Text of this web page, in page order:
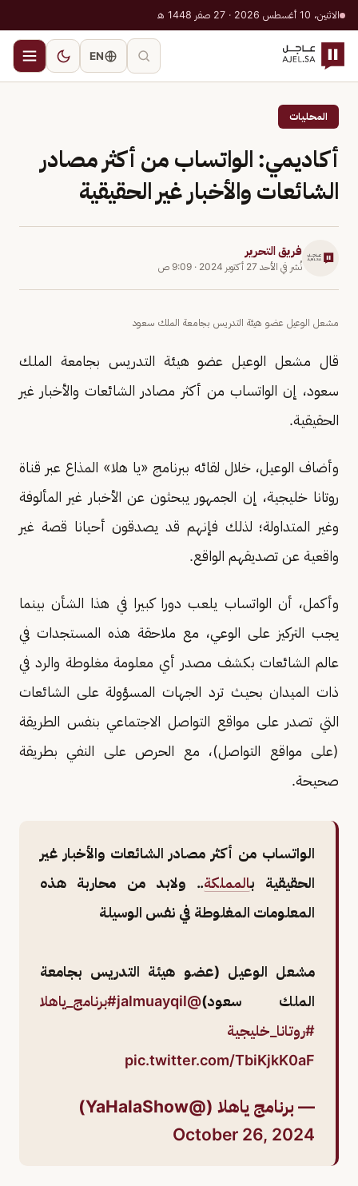
الاثنين، 10 أغسطس 2026 · 27 صفر 1448 هـ
EN
المحليات
أكاديمي: الواتساب من أكثر مصادر
الشائعات والأخبار غير الحقيقية
فريق التحرير
نُشر في الأحد 27 أكتوبر 2024 · 9:09 ص
مشعل الوعيل عضو هيئة التدريس بجامعة الملك سعود
قال مشعل الوعيل عضو هيئة التدريس بجامعة الملك
سعود، إن الواتساب من أكثر مصادر الشائعات والأخبار غير
الحقيقية.
وأضاف الوعيل، خلال لقائه ببرنامج «يا هلا» المذاع عبر قناة
روتانا خليجية، إن الجمهور يبحثون عن الأخبار غير المألوفة
وغير المتداولة؛ لذلك فإنهم قد يصدقون أحيانا قصة غير
واقعية عن تصديقهم الواقع.
وأكمل، أن الواتساب يلعب دورا كبيرا في هذا الشأن بينما
يجب التركيز على الوعي، مع ملاحقة هذه المستجدات في
عالم الشائعات بكشف مصدر أي معلومة مغلوطة والرد في
ذات الميدان بحيث ترد الجهات المسؤولة على الشائعات
التي تصدر على مواقع التواصل الاجتماعي بنفس الطريقة
(على مواقع التواصل)، مع الحرص على النفي بطريقة
صحيحة.
الواتساب من أكثر مصادر الشائعات والأخبار غير
الحقيقية بالمملكة.. ولابد من محاربة هذه
المعلومات المغلوطة في نفس الوسيلة
مشعل الوعيل (عضو هيئة التدريس بجامعة
الملك سعود)@jalmuayqil
#برنامج_ياهلا
#روتانا_خليجية
pic.twitter.com/TbiKjkK0aF
— برنامج ياهلا (@YaHalaShow)
October 26, 2024